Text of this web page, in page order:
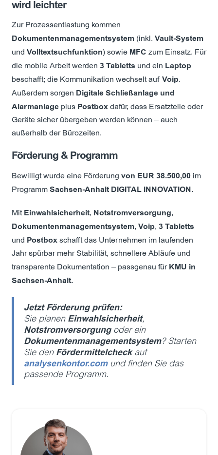
wird leichter
Zur Prozessentlastung kommen
Dokumentenmanagementsystem (inkl. Vault-System
und Volltextsuchfunktion) sowie MFC zum Einsatz. Für
die mobile Arbeit werden 3 Tabletts und ein Laptop
beschafft; die Kommunikation wechselt auf Voip.
Außerdem sorgen Digitale Schließanlage und
Alarmanlage plus Postbox dafür, dass Ersatzteile oder
Geräte sicher übergeben werden können – auch
außerhalb der Bürozeiten.
Förderung & Programm
Bewilligt wurde eine Förderung von EUR 38.500,00 im
Programm Sachsen-Anhalt DIGITAL INNOVATION.
Mit Einwahlsicherheit, Notstromversorgung,
Dokumentenmanagementsystem, Voip, 3 Tabletts
und Postbox schafft das Unternehmen im laufenden
Jahr spürbar mehr Stabilität, schnellere Abläufe und
transparente Dokumentation – passgenau für KMU in
Sachsen-Anhalt.
Jetzt Förderung prüfen:
Sie planen Einwahlsicherheit,
Notstromversorgungoder ein
Dokumentenmanagementsystem? Starten
Sie den Fördermittelcheckauf
analysenkontor.comund finden Sie das
passende Programm.